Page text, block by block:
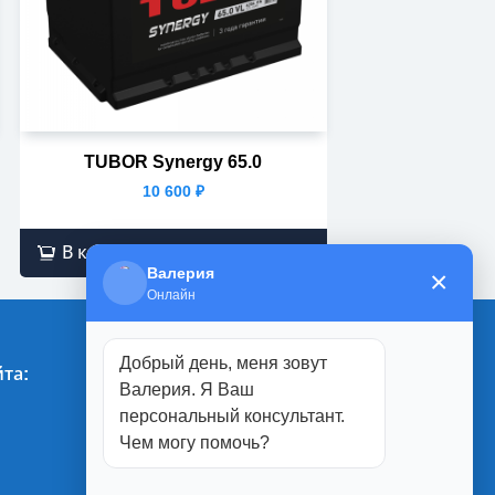
TUBOR Synergy 65.0
10 600 ₽
В корзину
Магазины:
г. Белгород
ул. Студенческая, 1П
Валерия
Онлайн ×
Добрый день, меня зовут
Валерия. Я Ваш
персональный консультант.
Чем могу помочь?